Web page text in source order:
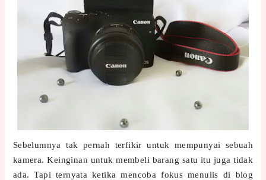
Sebelumnya tak pernah terfikir untuk mempunyai sebuah
kamera. Keinginan untuk membeli barang satu itu juga tidak
ada. Tapi ternyata ketika mencoba fokus menulis di blog